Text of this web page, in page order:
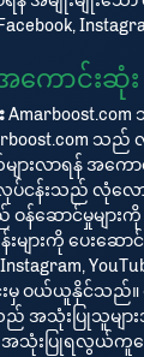
ောင်းဆုံး
သ
က်များလာရန် အ
ငန်းသည် လုံလော
န်ဆောင်မှုများ
ျားကို ပေးဆော
းကို ၎င်းမှ ဝယ်ယူ
သည် အသုံးပြုသူမ
အသုံးပြုရလွယ်